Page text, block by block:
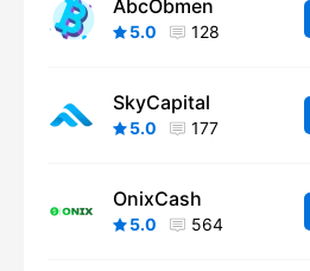
AbcObmen
5.0 128
SkyCapital
5.0 177
OnixCash
5.0 564